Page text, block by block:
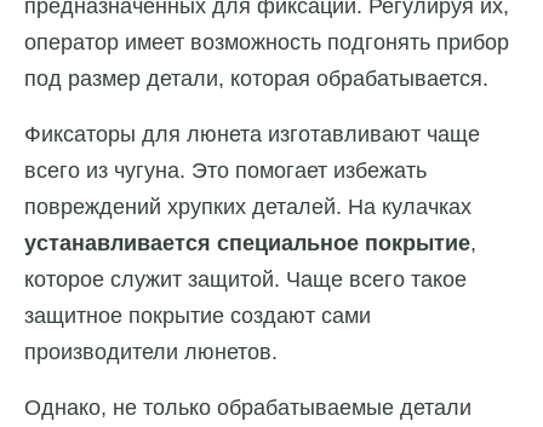
предназначенных для фиксации. Регулируя их,
оператор имеет возможность подгонять прибор
под размер детали, которая обрабатывается.
Фиксаторы для люнета изготавливают чаще
всего из чугуна. Это помогает избежать
повреждений хрупких деталей. На кулачках
устанавливается специальное покрытие,
которое служит защитой. Чаще всего такое
защитное покрытие создают сами
производители люнетов.
Однако, не только обрабатываемые детали